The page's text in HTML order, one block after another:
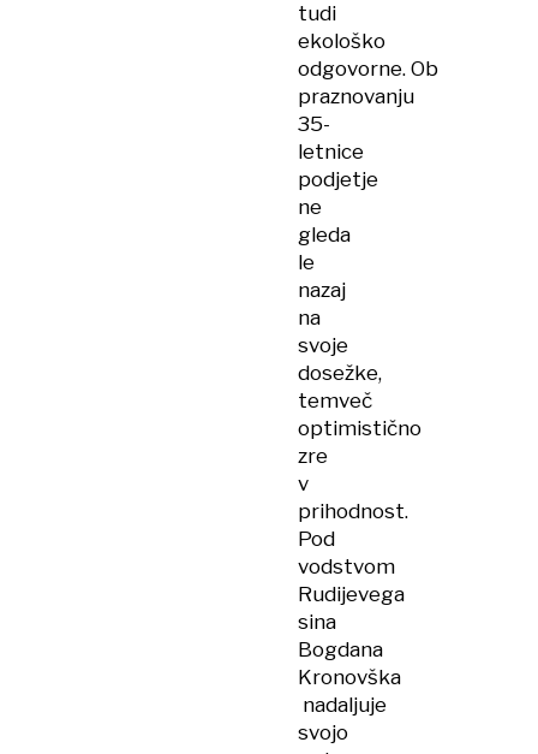
tudi
ekološko
odgovorne. Ob
praznovanju
35-
letnice
podjetje
ne
gleda
le
nazaj
na
svoje
dosežke,
temveč
optimistično
zre
v
prihodnost.
Pod
vodstvom
Rudijevega
sina
Bogdana
Kronovška
nadaljuje
svojo